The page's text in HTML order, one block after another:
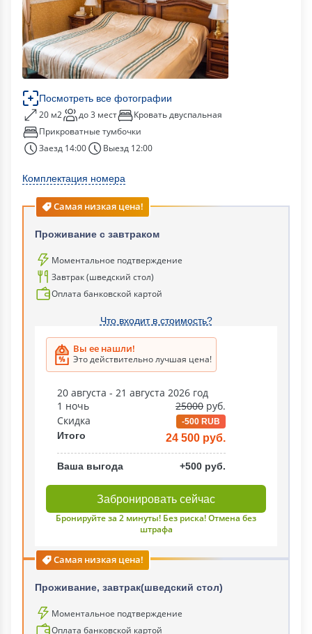
Посмотреть все фотографии
20 м2 до 3 мест
Кровать двуспальная
Прикроватные тумбочки
Заезд 14:00
Выезд 12:00
Комплектация номера
Самая низкая цена!
Проживание с завтраком
Моментальное подтверждение
Завтрак (шведский стол)
Оплата банковской картой
Что входит в стоимость?
Вы ее нашли!
Это действительно лучшая цена!
20 августа - 21 августа 2026 год
1 ночь
25000 руб.
Скидка
-500 RUB
Итого 24 500 руб.
Ваша выгода +500 руб.
Забронировать сейчас
Бронируйте за 2 минуты! Без риска! Отмена без
штрафа
Самая низкая цена!
Проживание, завтрак(шведский стол)
Моментальное подтверждение
Оплата банковской картой